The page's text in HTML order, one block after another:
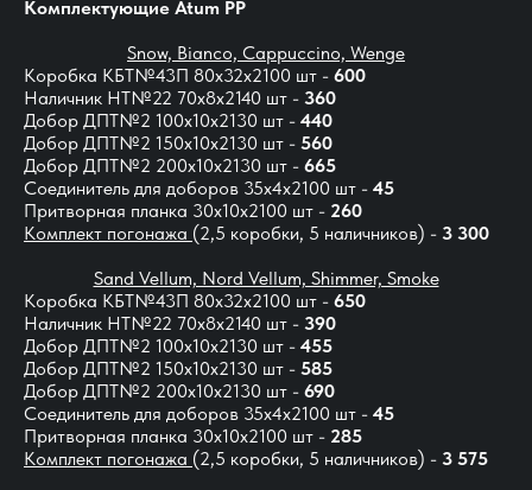
Комплектующие Atum PР
Snow, Bianco, Cappuccino, Wenge
Коробка КБТ№43П 80х32х2100 шт - 600
Наличник НТ№22 70х8х2140 шт - 360
Добор ДПТ№2 100х10х2130 шт - 440
Добор ДПТ№2 150х10х2130 шт - 560
Добор ДПТ№2 200х10х2130 шт - 665
Соединитель для доборов 35х4х2100 шт - 45
Притворная планка 30х10х2100 шт - 260
Комплект погонажа (2,5 коробки, 5 наличников) - 3 300
Sand Vellum, Nord Vellum, Shimmer, Smoke
Коробка КБТ№43П 80х32х2100 шт - 650
Наличник НТ№22 70х8х2140 шт - 390
Добор ДПТ№2 100х10х2130 шт - 455
Добор ДПТ№2 150х10х2130 шт - 585
Добор ДПТ№2 200х10х2130 шт - 690
Соединитель для доборов 35х4х2100 шт - 45
Притворная планка 30х10х2100 шт - 285
Комплект погонажа (2,5 коробки, 5 наличников) - 3 575